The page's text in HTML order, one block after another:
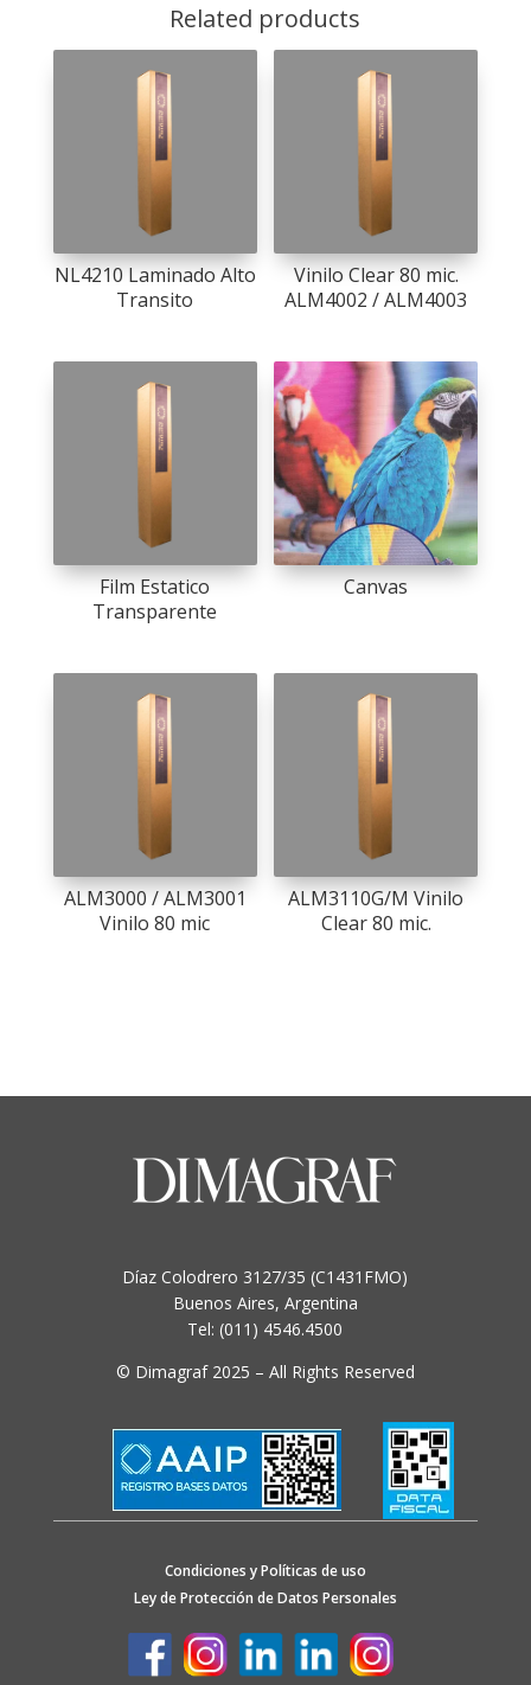
Related products
NL4210 Laminado Alto
Transito
Vinilo Clear 80 mic.
ALM4002 / ALM4003
Film Estatico
Transparente
Canvas
ALM3000 / ALM3001
Vinilo 80 mic
ALM3110G/M Vinilo
Clear 80 mic.
Díaz Colodrero 3127/35 (C1431FMO)
Buenos Aires, Argentina
Tel: (011) 4546.4500
© Dimagraf 2025 – All Rights Reserved
Condiciones y Políticas de uso
Ley de Protección de Datos Personales